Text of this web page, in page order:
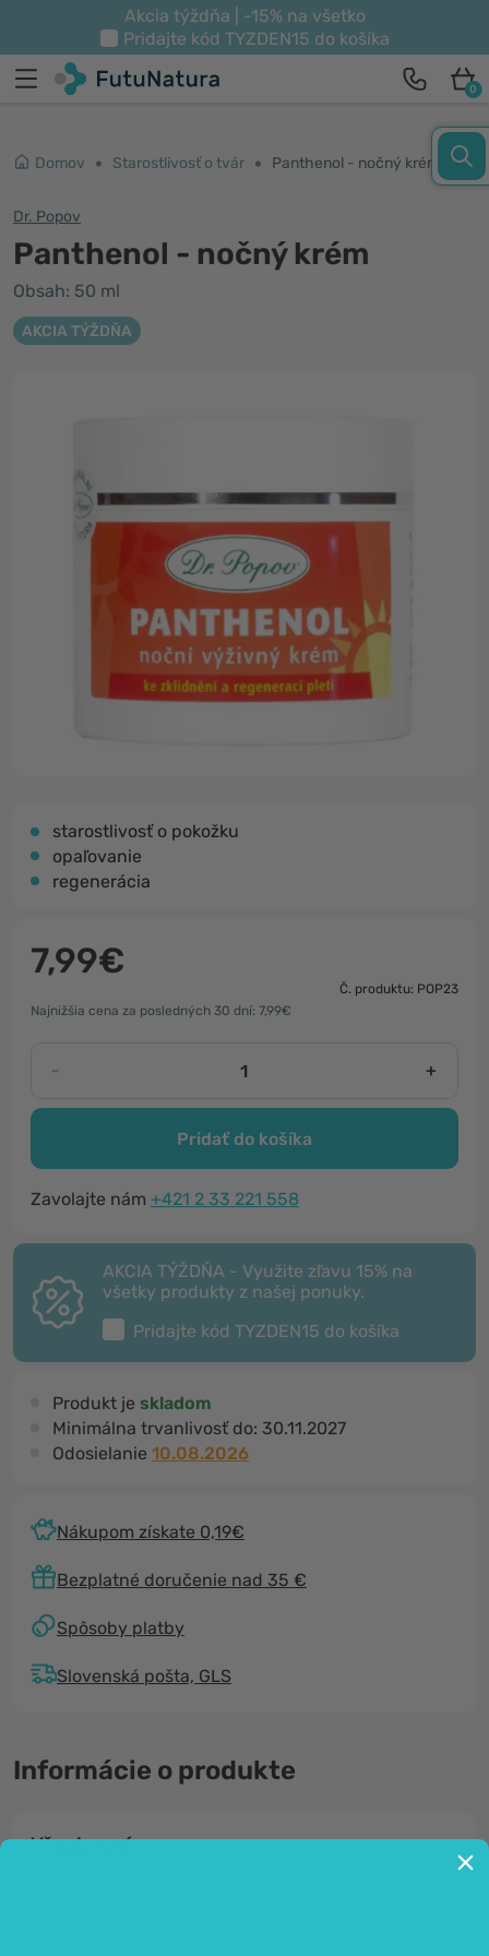
Akcia týždňa | -15% na všetko
Pridajte kód TYZDEN15 do košíka
0
Domov Starostlivosť o tvár Panthenol - nočný krém
Dr. Popov
Panthenol - nočný krém
Obsah: 50 ml
AKCIA TÝŽDŇA
starostlivosť o pokožku
opaľovanie
regenerácia
7,99€
Č. produktu: POP23
Najnižšia cena za posledných 30 dní: 7,99€
- +
Pridať do košíka
Zavolajte nám +421 2 33 221 558
AKCIA TÝŽDŇA - Využite zľavu 15% na
všetky produkty z našej ponuky.
Pridajte kód TYZDEN15 do košíka
Produkt je skladom
Minimálna trvanlivosť do: 30.11.2027
Odosielanie 10.08.2026
Nákupom získate 0,19€
Bezplatné doručenie nad 35 €
Spôsoby platby
Slovenská pošta, GLS
Informácie o produkte
Všeobecné